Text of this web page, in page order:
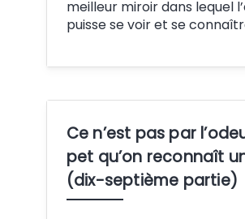
meilleur miroir dans lequel
puisse se voir et se
Ce n’est pas par
pet qu’on reconnaît
(dix-septième partie)